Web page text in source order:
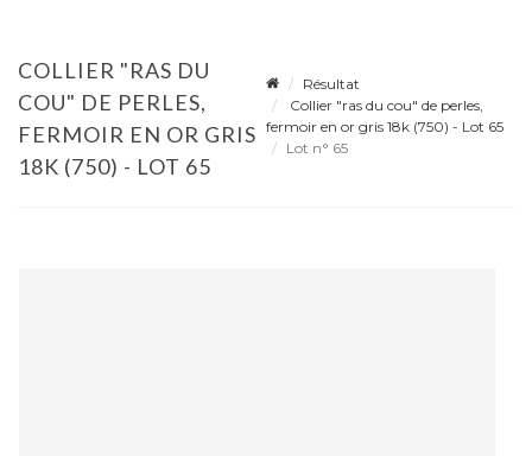
COLLIER "RAS DU
COU" DE PERLES,
FERMOIR EN OR GRIS
18K (750) - LOT 65
Résultat
Collier "ras du cou" de perles,
fermoir en or gris 18k (750) - Lot 65
Lot n° 65